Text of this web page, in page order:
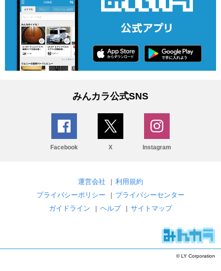
みんカラ公式SNS
Facebook X Instagram
運営会社 | 利用規約
プライバシーポリシー
| プライバシーセンター
ガイドライン
| ヘルプ | サイトマップ
© LY Corporation